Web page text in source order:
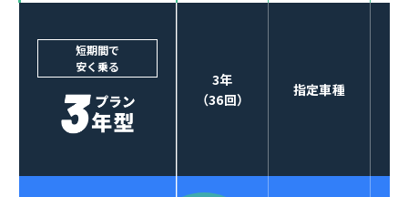
3
オプションも選べる！
短期間で
安く乗る
3年
（36回）
指定車種